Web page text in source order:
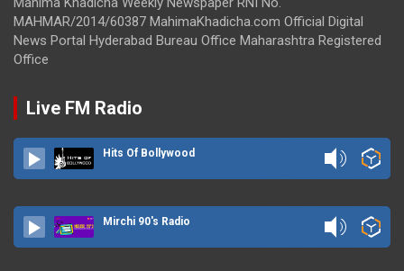
MAHMAR/2014/60387 MahimaKhadicha.com Official Digital
News Portal Hyderabad Bureau Office Maharashtra Registered
Office
Live FM Radio
Hits Of Bollywood
Mirchi 90's Radio